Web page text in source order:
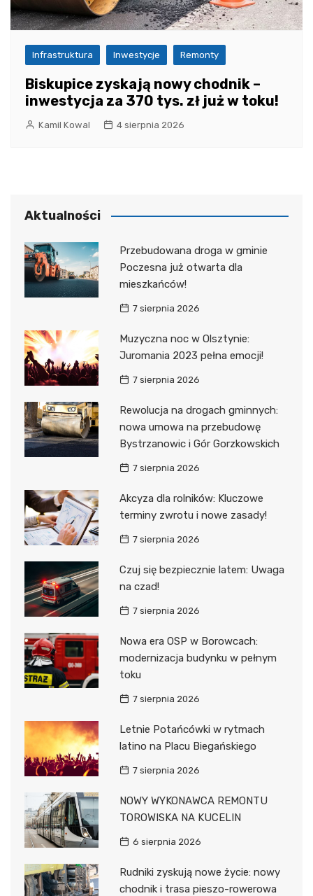
Infrastruktura Inwestycje Remonty
Biskupice zyskają nowy chodnik –
inwestycja za 370 tys. zł już w toku!
Kamil Kowal 4 sierpnia 2026
Aktualności
Przebudowana droga w gminie
Poczesna już otwarta dla
mieszkańców!
7 sierpnia 2026
Muzyczna noc w Olsztynie:
Juromania 2023 pełna emocji!
7 sierpnia 2026
Rewolucja na drogach gminnych:
nowa umowa na przebudowę
Bystrzanowic i Gór Gorzkowskich
7 sierpnia 2026
Akcyza dla rolników: Kluczowe
terminy zwrotu i nowe zasady!
7 sierpnia 2026
Czuj się bezpiecznie latem: Uwaga
na czad!
7 sierpnia 2026
Nowa era OSP w Borowcach:
modernizacja budynku w pełnym
toku
7 sierpnia 2026
Letnie Potańcówki w rytmach
latino na Placu Biegańskiego
7 sierpnia 2026
NOWY WYKONAWCA REMONTU
TOROWISKA NA KUCELIN
6 sierpnia 2026
Rudniki zyskują nowe życie: nowy
chodnik i trasa pieszo-rowerowa